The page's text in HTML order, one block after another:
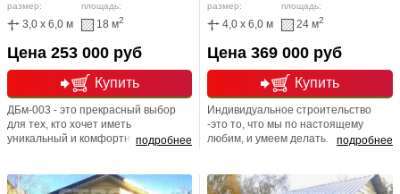
размер:
3,0 x 6,0 м
площадь:
18 м2
Купить
Цена 253 000 руб
подробнее
ДБм-003 - это прекрасный выбор
для тех, кто хочет иметь
уникальный и комфортный дом, на
проекте, тогда заказывайте
размер:
4,0 x 6,0 м
площадь:
24 м2
Купить
Цена 369 000 руб
подробнее
Индивидуальное строительство
-это то, что мы по настоящему
любим, и умеем делать. Команда
обожает радовать своих клиентов